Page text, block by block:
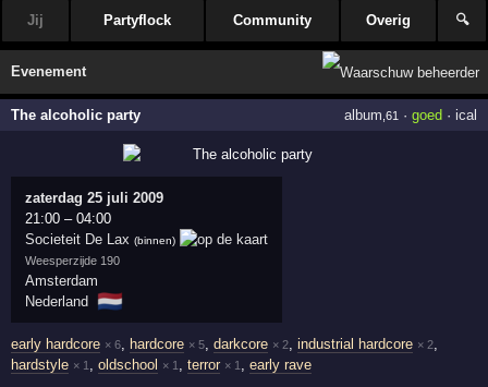
Jij Partyflock Community Overig 🔍
Evenement
The alcoholic party album ,61 · goed · ical
zaterdag 25 juli 2009
21:00 –04:00
Societeit De Lax (binnen)
Weesperzijde 190
Amsterdam
Nederland 🇳🇱
early hardcore × 6 hardcore × 5 ,darkcore × 2 ,industrial hardcore × 2
hardstyle × 1 ,oldschool × 1 ,terror × 1 ,early rave